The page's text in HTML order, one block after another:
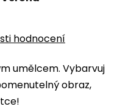
umělcem. Vybarvuj
obraz,
hodnocení